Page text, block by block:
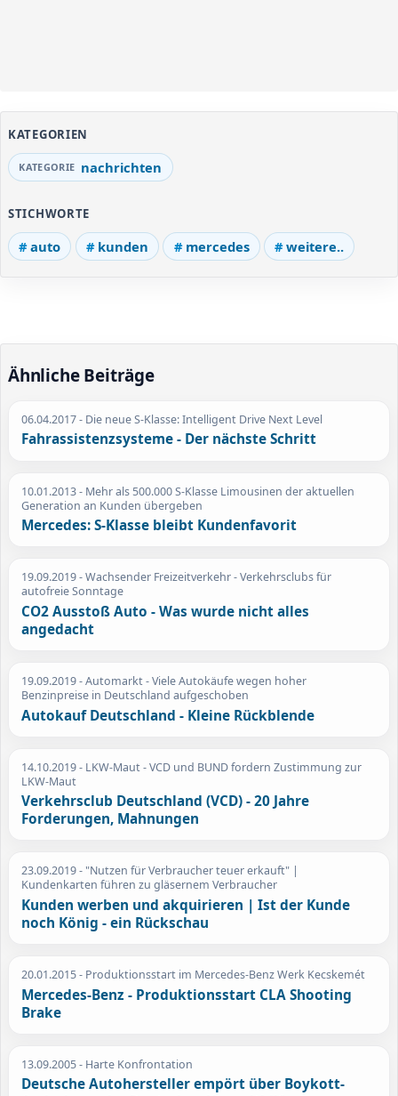
KATEGORIEN
nachrichten
STICHWORTE
auto kunden mercedes weitere..
Ähnliche Beiträge
06.04.2017- Die neue S-Klasse: Intelligent Drive Next Level
Fahrassistenzsysteme - Der nächste Schritt
10.01.2013- Mehr als 500.000 S-Klasse Limousinen der aktuellen
Generation an Kunden übergeben
Mercedes: S-Klasse bleibt Kundenfavorit
19.09.2019- Wachsender Freizeitverkehr - Verkehrsclubs für
autofreie Sonntage
CO2 Ausstoß Auto - Was wurde nicht alles
angedacht
19.09.2019- Automarkt - Viele Autokäufe wegen hoher
Benzinpreise in Deutschland aufgeschoben
Autokauf Deutschland - Kleine Rückblende
14.10.2019- LKW-Maut - VCD und BUND fordern Zustimmung zur
LKW-Maut
Verkehrsclub Deutschland (VCD) - 20 Jahre
Forderungen, Mahnungen
23.09.2019- "Nutzen für Verbraucher teuer erkauft" |
Kundenkarten führen zu gläsernem Verbraucher
Kunden werben und akquirieren | Ist der Kunde
noch König - ein Rückschau
20.01.2015- Produktionsstart im Mercedes-Benz Werk Kecskemét
Mercedes-Benz - Produktionsstart CLA Shooting
Brake
13.09.2005- Harte Konfrontation
Deutsche Autohersteller empört über Boykott-